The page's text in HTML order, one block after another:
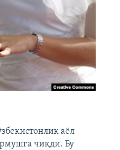
аёл
чиқди. Бу